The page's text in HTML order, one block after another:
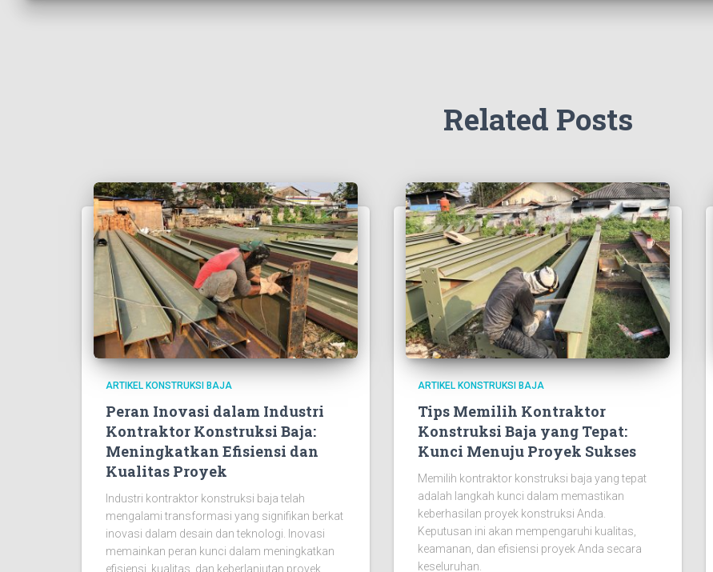
Related Posts
ARTIKEL KONSTRUKSI BAJA
Peran Inovasi dalam Industri
Kontraktor Konstruksi Baja:
Meningkatkan Efisiensi dan
Kualitas Proyek
Industri kontraktor konstruksi baja telah
mengalami transformasi yang signifikan berkat
inovasi dalam desain dan teknologi. Inovasi
memainkan peran kunci dalam meningkatkan
efisiensi, kualitas, dan keberlanjutan proyek
ARTIKEL KONSTRUKSI BAJA
Tips Memilih Kontraktor
Konstruksi Baja yang Tepat:
Kunci Menuju Proyek Sukses
Memilih kontraktor konstruksi baja yang tepat
adalah langkah kunci dalam memastikan
keberhasilan proyek konstruksi Anda.
Keputusan ini akan mempengaruhi kualitas,
keamanan, dan efisiensi proyek Anda secara
keseluruhan.